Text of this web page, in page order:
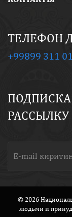
ТЕЛЕФОН
+99899 311
РАССЫЛКУ
© 2026
людьми и